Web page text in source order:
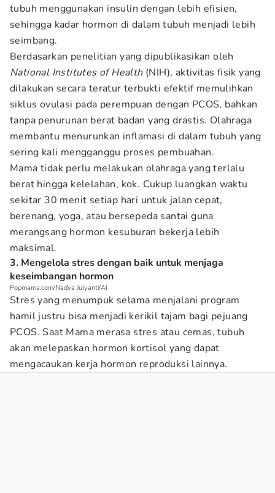
tubuh menggunakan insulin dengan lebih efisien,
sehingga kadar hormon di dalam tubuh menjadi lebih
seimbang.
Berdasarkan penelitian yang dipublikasikan oleh
National Institutes of Health(NIH), aktivitas fisik yang
dilakukan secara teratur terbukti efektif memulihkan
siklus ovulasi pada perempuan dengan PCOS, bahkan
tanpa penurunan berat badan yang drastis. Olahraga
membantu menurunkan inflamasi di dalam tubuh yang
sering kali mengganggu proses pembuahan.
Mama tidak perlu melakukan olahraga yang terlalu
berat hingga kelelahan, kok. Cukup luangkan waktu
sekitar 30 menit setiap hari untuk jalan cepat,
berenang, yoga, atau bersepeda santai guna
merangsang hormon kesuburan bekerja lebih
maksimal.
3. Mengelola stres dengan baik untuk menjaga
keseimbangan hormon
Popmama.com/Nadya Julyanti/AI
Stres yang menumpuk selama menjalani program
hamil justru bisa menjadi kerikil tajam bagi pejuang
PCOS. Saat Mama merasa stres atau cemas, tubuh
akan melepaskan hormon kortisol yang dapat
mengacaukan kerja hormon reproduksi lainnya.